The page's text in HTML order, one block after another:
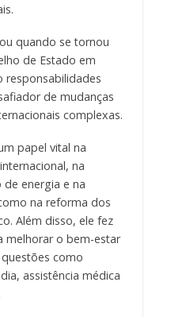
quando se tornou
de Estado em
responsabilidades
de mudanças
complexas.
papel vital na
na
energia e na
na reforma dos
Além disso, ele fez
melhorar o bem-estar
como
assistência médica